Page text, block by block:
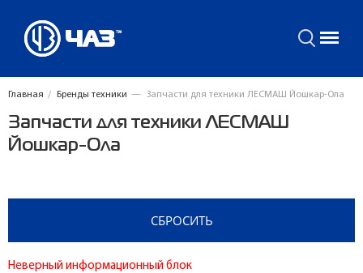
Главная / Бренды техники — Запчасти для техники ЛЕСМАШ Йошкар-Ола
Запчасти для техники ЛЕСМАШ
Йошкар-Ола
Неверный информационный блок